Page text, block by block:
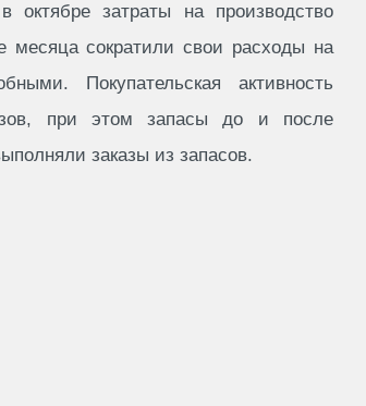
затраты на производство
сократили свои расходы на
Покупательская активность
при этом запасы до и после
заказы из запасов.